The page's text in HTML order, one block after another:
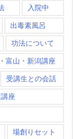
入院中
出毒素風呂
功法について
富山・新潟講座
受講生との会話
座
場創りセット